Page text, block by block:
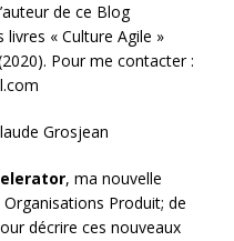
de ce Blog
livres « Culture Agile »
Pour me contacter :
, ma nouvelle
Produit; de
décrire ces nouveaux